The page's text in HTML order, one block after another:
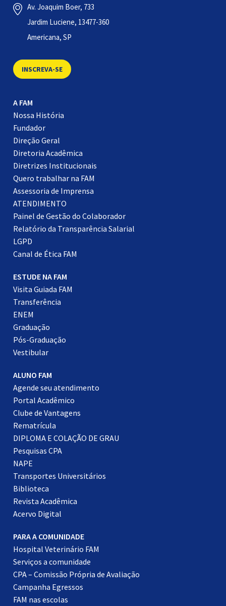
Av. Joaquim Boer, 733
Jardim Luciene, 13477-360
Americana, SP
INSCREVA-SE
A FAM
Nossa História
Fundador
Direção Geral
Diretoria Acadêmica
Diretrizes Institucionais
Quero trabalhar na FAM
Assessoria de Imprensa
ATENDIMENTO
Painel de Gestão do Colaborador
Relatório da Transparência Salarial
LGPD
Canal de Ética FAM
ESTUDE NA FAM
Visita Guiada FAM
Transferência
ENEM
Graduação
Pós-Graduação
Vestibular
ALUNO FAM
Agende seu atendimento
Portal Acadêmico
Clube de Vantagens
Rematrícula
DIPLOMA E COLAÇÃO DE GRAU
Pesquisas CPA
NAPE
Transportes Universitários
Biblioteca
Revista Acadêmica
Acervo Digital
PARA A COMUNIDADE
Hospital Veterinário FAM
Serviços a comunidade
CPA – Comissão Própria de Avaliação
Campanha Egressos
FAM nas escolas